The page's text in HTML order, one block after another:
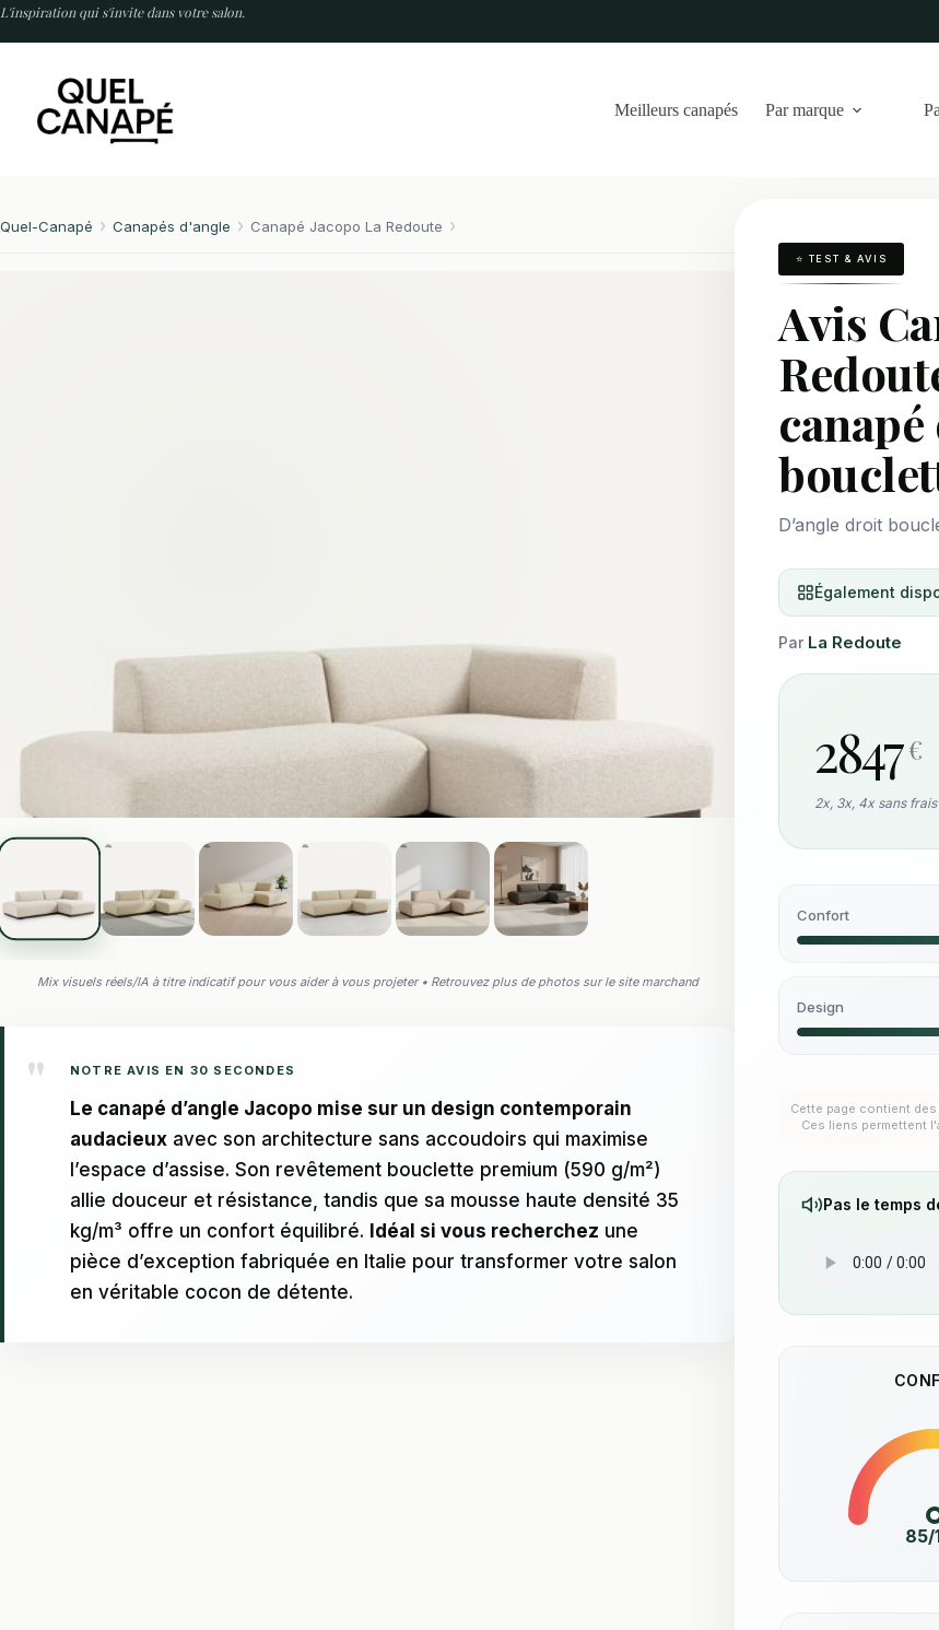
Passer
contenu
L'inspiration qui s'invite dans votre salon.
Meilleurs canapés Par marque
Quel-Canapé Canapés d'angle Canapé Jacopo La Redoute
Mix visuels réels/IA à titre indicatif pour vous aider à vous projeter • Retrouvez plus de photos sur le site marchand
NOTRE AVIS EN 30 SECONDES
Le canapé d’angle Jacopo mise sur un design contemporain
audacieux avec son architecture sans accoudoirs qui maximise
l’espace d’assise. Son revêtement bouclette premium (590 g/m²)
allie douceur et résistance, tandis que sa mousse haute densité 35
kg/m³ offre un confort équilibré. Idéal si vous recherchez une
pièce d’exception fabriquée en Italie pour transformer votre salon
en véritable cocon de détente.
⭐ TEST & AVIS
Avis
D’angle droit
Également
Par La Redoute
2847€
2x, 3x, 4x sans frais
Confort
Design
Cette page contient
Ces liens permettent
Pas le temps
85/